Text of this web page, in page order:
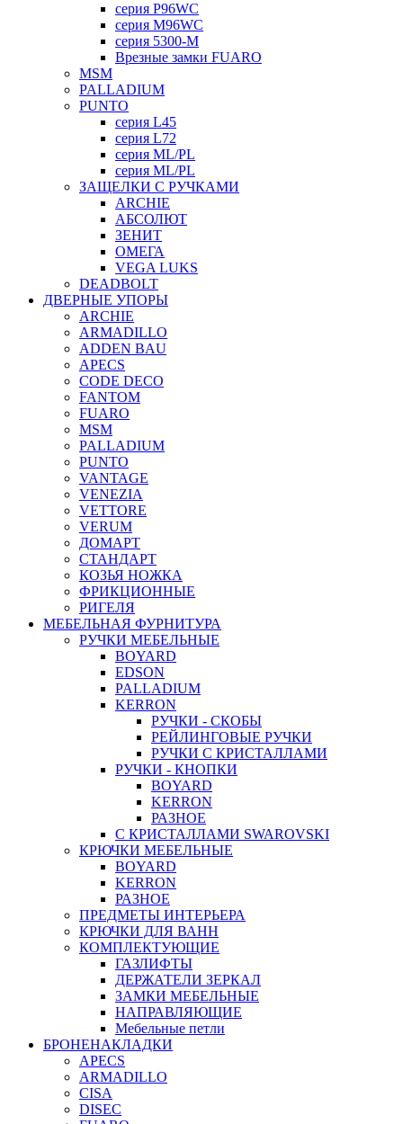
серия P96WC
серия M96WC
серия 5300-M
Врезные замки FUARO
MSM
PALLADIUM
PUNTO
серия L45
серия L72
серия ML/PL
серия ML/PL
ЗАЩЕЛКИ С РУЧКАМИ
ARCHIE
АБСОЛЮТ
ЗЕНИТ
ОМЕГА
VEGA LUKS
DEADBOLT
ДВЕРНЫЕ УПОРЫ
ARCHIE
ARMADILLO
ADDEN BAU
APECS
CODE DECO
FANTOM
FUARO
MSM
PALLADIUM
PUNTO
VANTAGE
VENEZIA
VETTORE
VERUM
ДОМАРТ
СТАНДАРТ
КОЗЬЯ НОЖКА
ФРИКЦИОННЫЕ
РИГЕЛЯ
МЕБЕЛЬНАЯ ФУРНИТУРА
РУЧКИ МЕБЕЛЬНЫЕ
BOYARD
EDSON
PALLADIUM
KERRON
РУЧКИ - СКОБЫ
РЕЙЛИНГОВЫЕ РУЧКИ
РУЧКИ С КРИСТАЛЛАМИ
РУЧКИ - КНОПКИ
BOYARD
KERRON
РАЗНОЕ
С КРИСТАЛЛАМИ SWAROVSKI
КРЮЧКИ МЕБЕЛЬНЫЕ
BOYARD
KERRON
РАЗНОЕ
ПРЕДМЕТЫ ИНТЕРЬЕРА
КРЮЧКИ ДЛЯ ВАНН
КОМПЛЕКТУЮЩИЕ
ГАЗЛИФТЫ
ДЕРЖАТЕЛИ ЗЕРКАЛ
ЗАМКИ МЕБЕЛЬНЫЕ
НАПРАВЛЯЮЩИЕ
Мебельные петли
БРОНЕНАКЛАДКИ
APECS
ARMADILLO
CISA
DISEC